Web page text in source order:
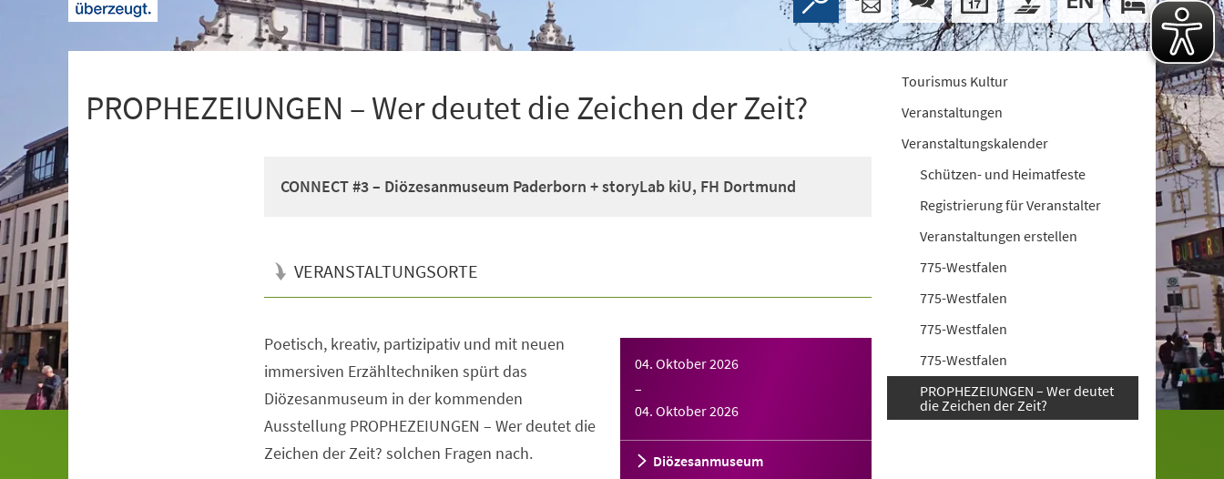
PROPHEZEIUNGEN – Wer deutet die Zeichen der Zeit?
CONNECT #3 – Diözesanmuseum Paderborn + storyLab kiU, FH Dortmund
VERANSTALTUNGSORTE
04. Oktober 2026
–
04. Oktober 2026
Diözesanmuseum
Poetisch, kreativ, partizipativ und mit neuen
immersiven Erzähltechniken spürt das
Diözesanmuseum in der kommenden
Ausstellung PROPHEZEIUNGEN – Wer deutet die
Zeichen der Zeit? solchen Fragen nach.
Tourismus Kultur
Veranstaltungen
Veranstaltungskalender
Schützen- und Heimatfeste
Registrierung für Veranstalter
Veranstaltungen erstellen
775-Westfalen
775-Westfalen
775-Westfalen
775-Westfalen
PROPHEZEIUNGEN – Wer deutet
die Zeichen der Zeit?